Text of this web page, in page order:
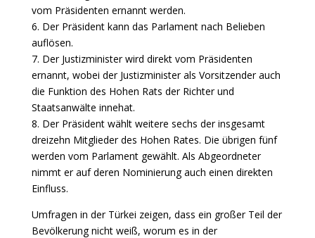
vom Präsidenten ernannt werden.
6. Der Präsident kann das Parlament nach Belieben
auflösen.
7. Der Justizminister wird direkt vom Präsidenten
ernannt, wobei der Justizminister als Vorsitzender auch
die Funktion des Hohen Rats der Richter und
Staatsanwälte innehat.
8. Der Präsident wählt weitere sechs der insgesamt
dreizehn Mitglieder des Hohen Rates. Die übrigen fünf
werden vom Parlament gewählt. Als Abgeordneter
nimmt er auf deren Nominierung auch einen direkten
Einfluss.
Umfragen in der Türkei zeigen, dass ein großer Teil der
Bevölkerung nicht weiß, worum es in der